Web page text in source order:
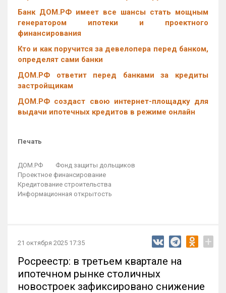
Банк ДОМ.РФ имеет все шансы стать мощным
генератором ипотеки и проектного
финансирования
Кто и как поручится за девелопера перед банком,
определят сами банки
ДОМ.РФ ответит перед банками за кредиты
застройщикам
ДОМ.РФ создаст свою интернет-площадку для
выдачи ипотечных кредитов в режиме онлайн
Печать
ДОМ.РФ
Фонд защиты дольщиков
Проектное финансирование
Кредитование строительства
Информационная открытость
21 октября 2025 17:35 +
Росреестр: в третьем квартале на
ипотечном рынке столичных
новостроек зафиксировано снижение